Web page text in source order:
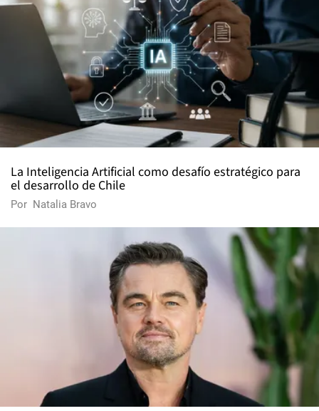
La Inteligencia Artificial como desafío estratégico para
el desarrollo de Chile
Por Natalia Bravo